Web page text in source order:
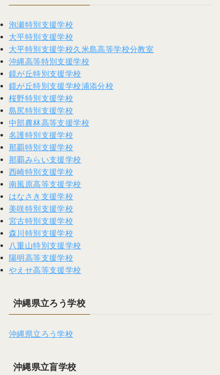
泡瀬特別支援学校
大平特別支援学校
大平特別支援学校久米島高等学校分教室
沖縄高等特別支援学校
鏡が丘特別支援学校
鏡が丘特別支援学校浦添分校
桜野特別支援学校
島尻特別支援学校
中部農林高等支援学校
名護特別支援学校
那覇特別支援学校
那覇みらい支援学校
西崎特別支援学校
南風原高等支援学校
はなさき支援学校
美咲特別支援学校
宮古特別支援学校
森川特別支援学校
八重山特別支援学校
陽明高等支援学校
やえせ高等支援学校
沖縄県立ろう学校
沖縄県立ろう学校
沖縄県立盲学校